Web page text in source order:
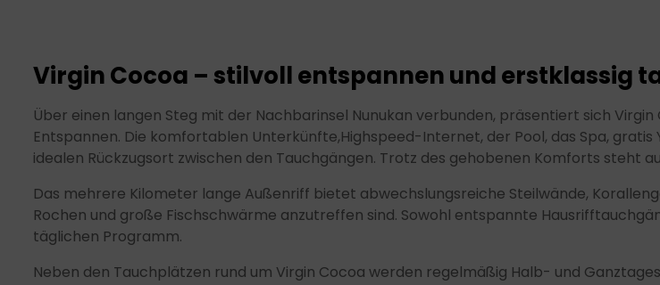
Virgin Cocoa – stilvoll entspannen und erstklassig
Über einen langen Steg mit der Nachbarinsel Nunukan verbunden, präsentiert sich
Entspannen. Die komfortablen Unterkünfte,Highspeed-Internet, der Pool, das Spa,
idealen Rückzugsort zwischen den Tauchgängen. Trotz des gehobenen Komforts steht
Das mehrere Kilometer lange Außenriff bietet abwechslungsreiche Steilwände,
Rochen und große Fischschwärme anzutreffen sind. Sowohl entspannte
täglichen Programm.
Neben den Tauchplätzen rund um Virgin Cocoa werden regelmäßig Halb- und